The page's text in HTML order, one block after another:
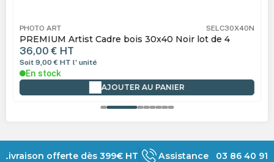
PHOTO ART SELC30X40N
PREMIUM Artist Cadre bois 30x40 Noir lot de 4
36,00 € HT
Soit 9,00 € HT l' unité
En stock
AJOUTER AU PANIER
Livraison offerte dès 399€ HT Assistance 03 86 40 91